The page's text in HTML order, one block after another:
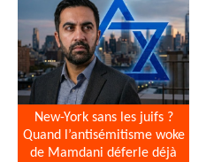
New-York sans les juifs ?
Quand l’antisémitisme woke
de Mamdani déferle déjà